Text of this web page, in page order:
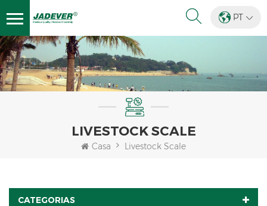
PT
LIVESTOCK SCALE
Casa Livestock Scale
CATEGORIAS